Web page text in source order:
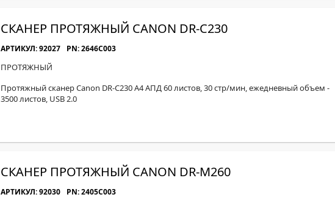
СКАНЕР ПРОТЯЖНЫЙ CANON DR-C230
АРТИКУЛ: 92027 PN: 2646C003
ПРОТЯЖНЫЙ
Протяжный сканер Canon DR-C230 А4 АПД 60 листов, 30 стр/мин, ежедневный объем -
3500 листов, USB 2.0
СКАНЕР ПРОТЯЖНЫЙ CANON DR-M260
АРТИКУЛ: 92030 PN: 2405C003